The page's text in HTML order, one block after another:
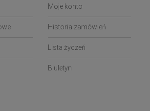
Moje konto
Historia zamówień
Lista życzeń
Biuletyn